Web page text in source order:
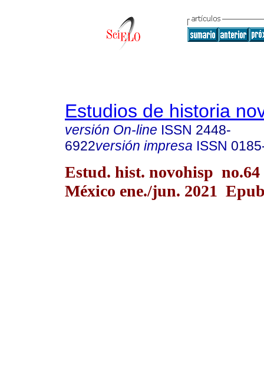
Estudios de historia
versión On-line ISSN 2448-
6922versión impresa ISSN
Estud. hist. novohisp
México ene./jun. 2021